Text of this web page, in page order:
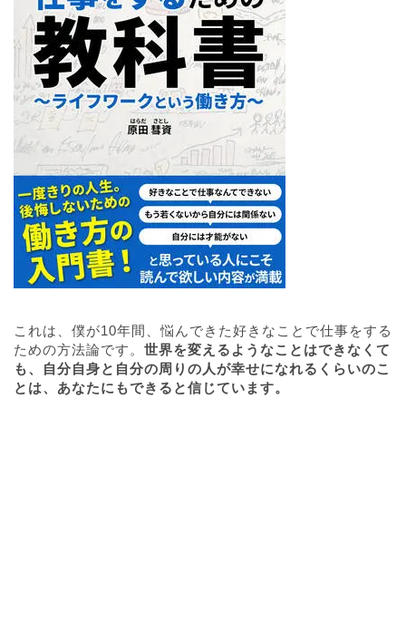
これは、僕が10年間、悩んできた好きなことで仕事をする
ための方法論です。 世界を変えるようなことはできなくて
も、自分自身と自分の周りの人が幸せになれるくらいのこ
とは、あなたにもできると信じています。